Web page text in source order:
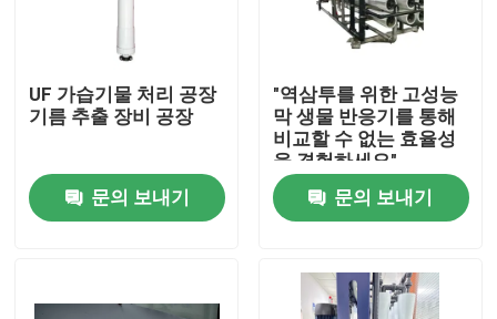
UF 가습기물 처리 공장
기름 추출 장비 공장
문의 보내기
"역삼투를 위한 고성능
막 생물 반응기를 통해
비교할 수 없는 효율성
을 경험하세요"
문의 보내기